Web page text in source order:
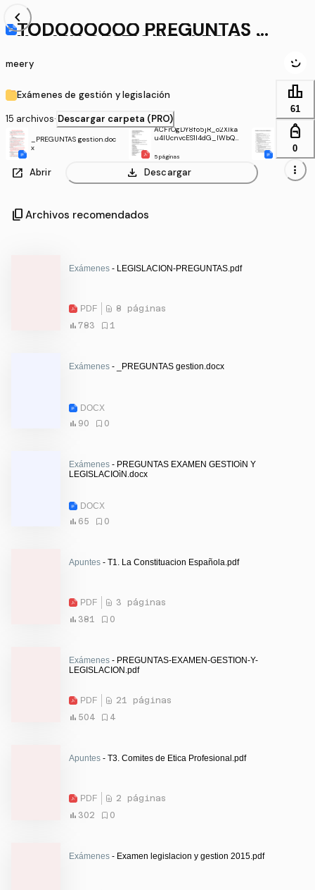
chevron_left
TODOOOOOO PREGUNTAS E
XAMEN GESTIOìN Y LEGISLA
meery
Exámenes de gestión y legislación
15 archivos· Descargar carpeta (PRO)
_PREGUNTAS gestion.doc
x
ACFrOgDY8fo5jR_o2XIka
u4lUcnvcES1l4dG_lWbQ3
6I1yWooQdhWmgPQvyaeS
1biUVUNB1Z0RWbpEmd1M
EO0=.pdf
5 páginas
examen
open_in_new Abrir download Descargar
leaderboard
61
personal_bag
0
more_vert
content_copy Archivos recomendados
Exámenes - LEGISLACION-PREGUNTAS.pdf
PDF
8 páginas
783
1
Exámenes - _PREGUNTAS gestion.docx
DOCX
90
0
Exámenes - PREGUNTAS EXAMEN GESTIOìN Y
LEGISLACIOìN.docx
DOCX
65
0
Apuntes - T1. La Constituacion Española.pdf
PDF
3 páginas
381
0
Exámenes - PREGUNTAS-EXAMEN-GESTION-Y-
LEGISLACION.pdf
PDF
21 páginas
504
4
Apuntes - T3. Comites de Etica Profesional.pdf
PDF
2 páginas
302
0
Exámenes - Examen legislacion y gestion 2015.pdf